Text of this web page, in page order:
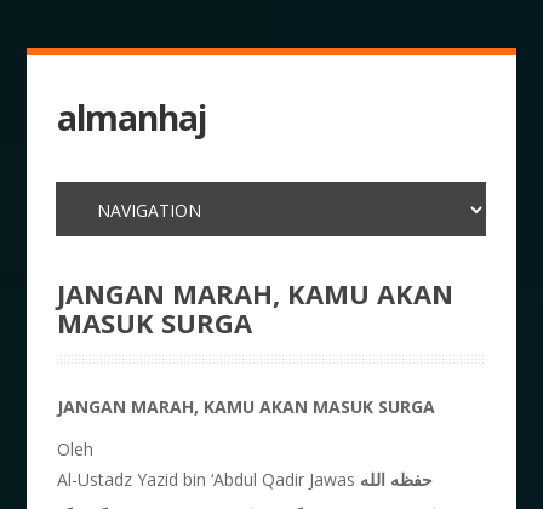
almanhaj
JANGAN MARAH, KAMU AKAN
MASUK SURGA
JANGAN MARAH, KAMU AKAN MASUK SURGA
Oleh
Al-Ustadz Yazid bin ‘Abdul Qadir Jawas حفظه الله